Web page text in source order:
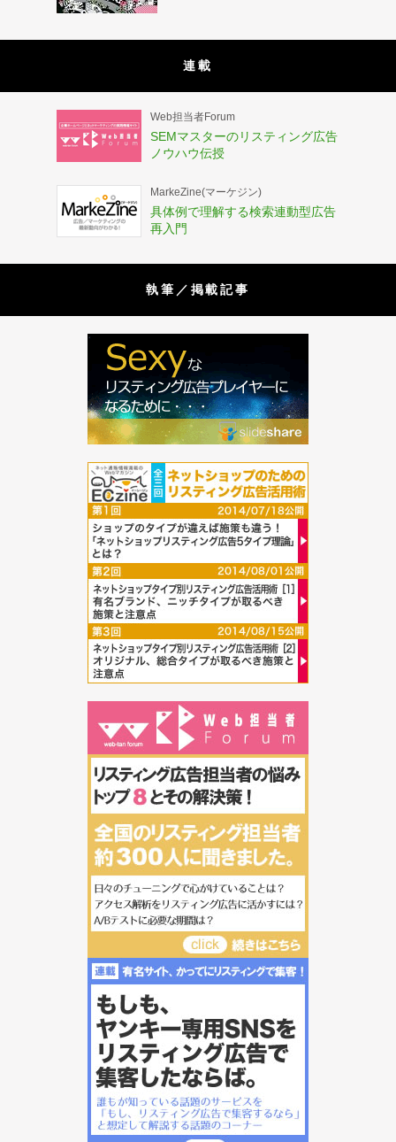
連載
Web担当者Forum
SEMマスターのリスティング広告
ノウハウ伝授
MarkeZine(マーケジン)
具体例で理解する検索連動型広告
再入門
執筆／掲載記事